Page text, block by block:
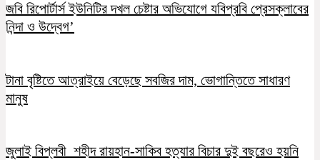
জবি রিপোর্টার্স ইউনিটির দখল চেষ্টার অভিযোগে যবিপ্রবি প্রেসক্লাবের
নিন্দা ও উদ্বেগ’
টানা বৃষ্টিতে আত্রাইয়ে বেড়েছে সবজির দাম, ভোগান্তিতে সাধারণ
মানুষ
জুলাই বিপ্লবী শহীদ রায়হান-সাকিব হত্যার বিচার দুই বছরেও হয়নি